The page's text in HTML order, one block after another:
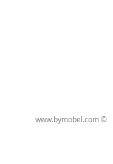
www.bymobel.com ©